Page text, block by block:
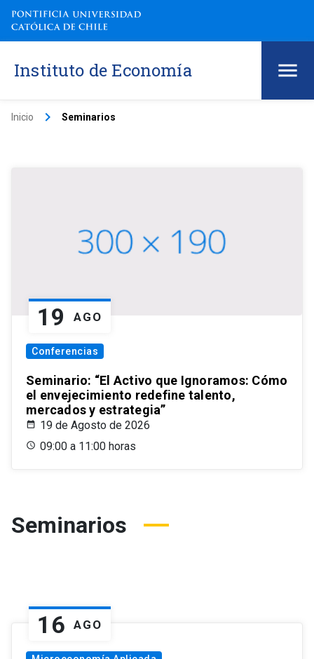
Instituto de Economía
Inicio keyboard_arrow_right Seminarios
19 AGO
Conferencias
Seminario: “El Activo que Ignoramos: Cómo
el envejecimiento redefine talento,
mercados y estrategia”
19 de Agosto de 2026
09:00 a 11:00 horas
Seminarios
16 AGO